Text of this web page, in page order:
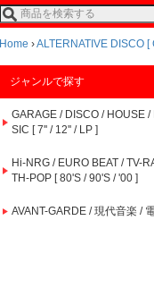
Home ›ALTERNATIVE DISCO
ジャンルで探す
GARAGE / DISCO / HOUSE
SIC [ 7'' / 12'' / LP ]
Hi-NRG / EURO BEAT / TV-
TH-POP [ 80'S / 90'S / '00 ]
AVANT-GARDE / 現代音楽 /